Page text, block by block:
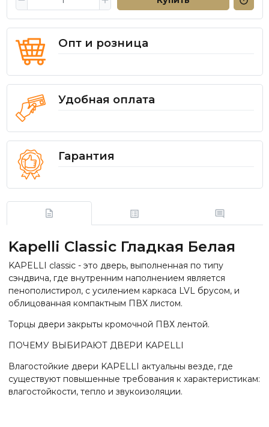
Опт и розница
Удобная оплата
Гарантия
Kapelli Classic Гладкая Белая
KAPELLI classic - это дверь, выполненная по типу
сэндвича, где внутренним наполнением является
пенополистирол, с усилением каркаса LVL брусом, и
облицованная компактным ПВХ листом.
Торцы двери закрыты кромочной ПВХ лентой.
ПОЧЕМУ ВЫБИРАЮТ ДВЕРИ KAPELLI
Влагостойкие двери KAPELLI актуальны везде, где
существуют повышенные требования к характеристикам:
влагостойкости, тепло и звукоизоляции.